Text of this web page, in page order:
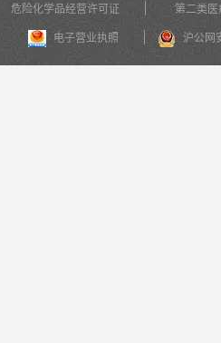
危险化学品经营许可证 第二类医
电子营业执照 沪公网